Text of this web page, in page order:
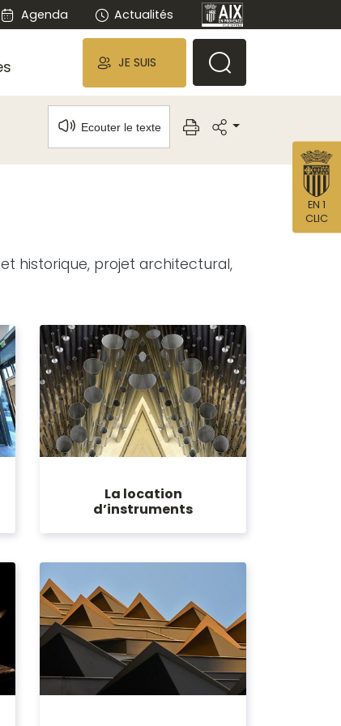
Agenda Actualités
JE SUIS
Ecouter le texte
historique, projet architectural,
La location
d’instruments
EN 1
CLIC